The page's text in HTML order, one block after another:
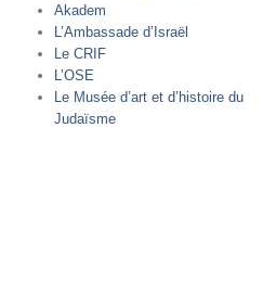
Akadem
L’Ambassade d’Israël
Le CRIF
L’OSE
Le Musée d’art et d’histoire du
Judaïsme